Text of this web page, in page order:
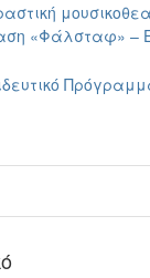
«Φάλσταφ» –